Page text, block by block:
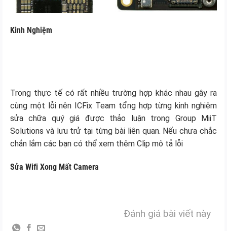
Kinh Nghiệm
Trong thực tế có rất nhiều trường hợp khác nhau gây ra
cùng một lỗi nên ICFix Team tổng hợp từng kinh nghiệm
sửa chữa quý giá được thảo luận trong Group MiiT
Solutions và lưu trử tại từng bài liên quan. Nếu chưa chắc
chắn lắm các bạn có thể xem thêm Clip mô tả lỗi
Sửa Wifi Xong Mất Camera
Đánh giá bài viết này